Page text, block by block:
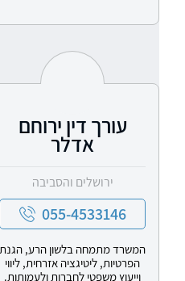
עורך דין ירוחם
אדלר
ירושלים והסביבה
055-4533146
המשרד מתמחה בלשון הרע, הגנת
הפרטיות, ליטיגציה אזרחית, ליווי
וייעוץ משפטי לחברות ולעמותות.